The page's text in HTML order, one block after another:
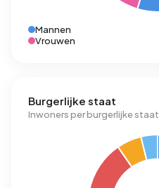
Mannen
Vrouwen
Burgerlijke staat
Inwoners per burgerlijke staat